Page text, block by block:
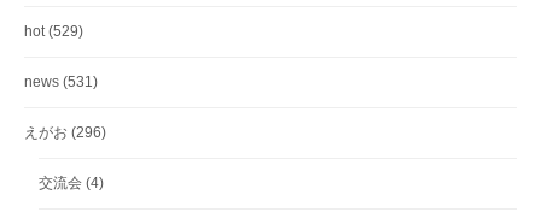
hot(529)
news (531)
えがお (296)
交流会 (4)